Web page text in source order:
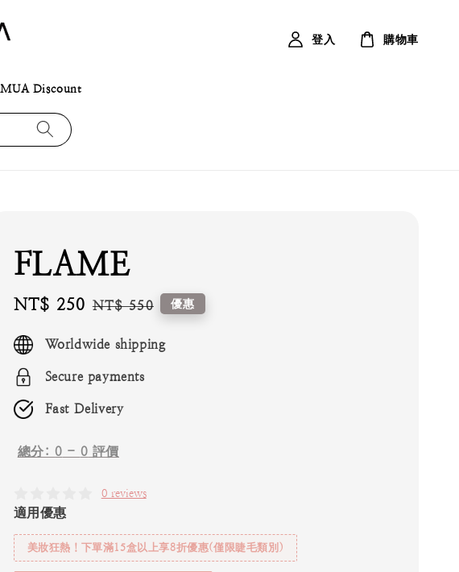
MUA Discount
登入 購物車
FLAME
Sale
NT$ 250 Regular
NT$ 550 優惠
Worldwide shipping
Secure payments
Fast Delivery
總分:0 - 0 評價
0 reviews
適用優惠
美妝狂熱！下單滿15盒以上享8折優惠(僅限睫毛類別)